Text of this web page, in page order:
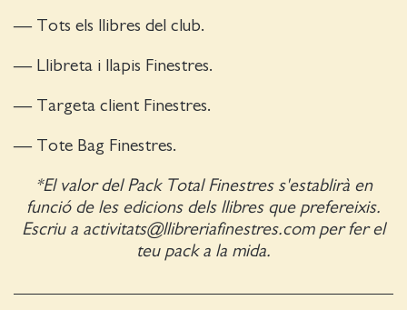
— Tots els llibres del club.
— Llibreta i llapis Finestres.
— Targeta client Finestres.
— Tote Bag Finestres.
*El valor del Pack Total Finestres s'establirà en
funció de les edicions dels llibres que prefereixis.
Escriu a activitats@llibreriafinestres.comper fer el
teu pack a la mida.